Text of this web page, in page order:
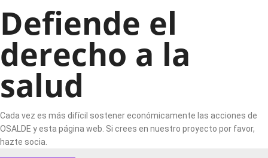
Defiende el
derecho a la
salud
Cada vez es más difícil sostener económicamente las acciones de
OSALDE y esta página web. Si crees en nuestro proyecto por favor,
hazte socia.